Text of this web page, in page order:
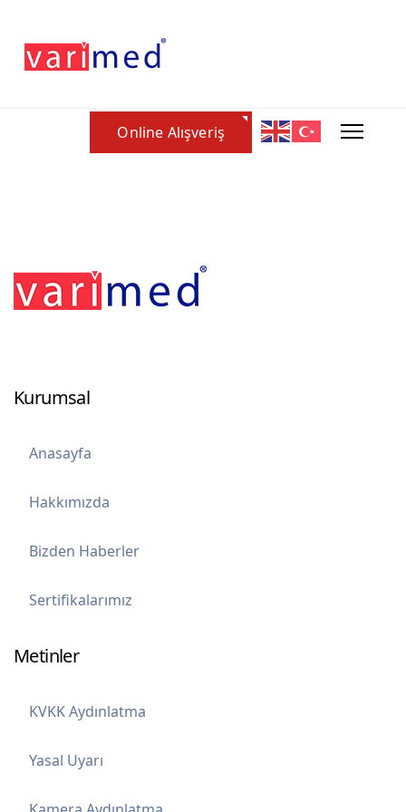
Online Alışveriş
Kurumsal
Anasayfa
Hakkımızda
Bizden Haberler
Sertifikalarımız
Metinler
KVKK Aydınlatma
Yasal Uyarı